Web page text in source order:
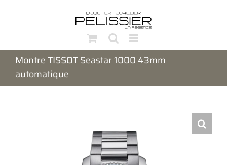
Montre TISSOT Seastar 1000 43mm
automatique